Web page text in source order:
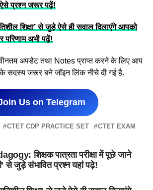
प्रश्न जरूर पढ़ें!
शिक्षा’ से जुड़े ऐसे ही सवाल दिलाएंगे आपको
परिणाम अभी पढ़ें!
अपडेट तथा Notes प्राप्त करने के लिए आप
सदस्य जरूर बने जॉइन लिंक नीचे दी गई है.
Us on Telegram
CTET CDP PRACTICE SET CTET EXAM
शिक्षक पात्रता परीक्षा में पूछे जाने
से जुड़े संभावित प्रश्न यहां पढ़े!